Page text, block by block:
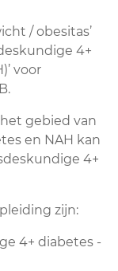
/ obesitas’
4+
voor
gebied van
en NAH kan
4+
zijn:
4+ diabetes -